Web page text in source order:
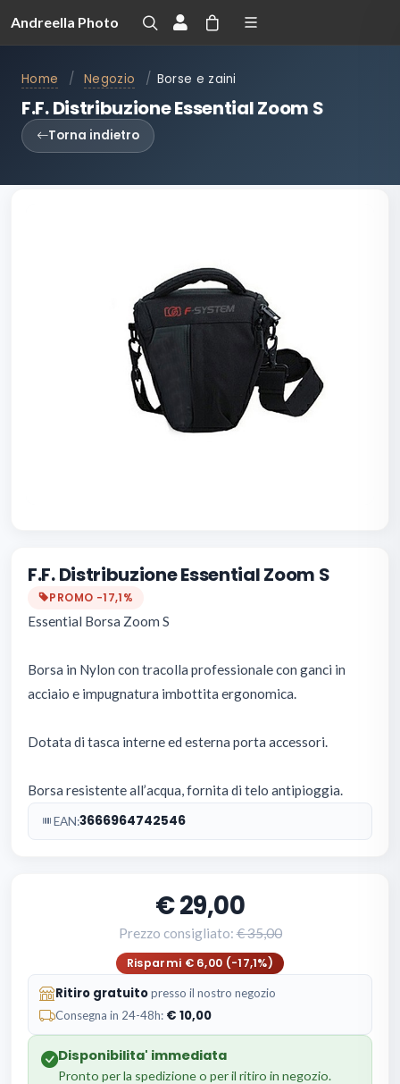
Andreella Photo
Home / Negozio / Borse e zaini
F.F. Distribuzione Essential Zoom S
Torna indietro
F.F. Distribuzione Essential Zoom S
PROMO −17,1%
Essential Borsa Zoom S
Borsa in Nylon con tracolla professionale con ganci in
acciaio e impugnatura imbottita ergonomica.
Dotata di tasca interne ed esterna porta accessori.
Borsa resistente all’acqua, fornita di telo antipioggia.
EAN:3666964742546
29,00
Prezzo consigliato:35,00
Risparmi € 6,00 (-17,1%)
Ritiro gratuitopresso il nostro negozio
Consegna in 24-48h: 10,00
Disponibilita' immediata
Pronto per la spedizione o per il ritiro in negozio.